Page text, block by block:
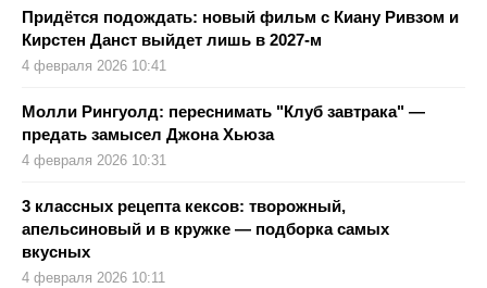
Придётся подождать: новый фильм с Киану Ривзом и
Кирстен Данст выйдет лишь в 2027-м
4 февраля 2026 10:41
Молли Рингуолд: переснимать "Клуб завтрака" —
предать замысел Джона Хьюза
4 февраля 2026 10:31
3 классных рецепта кексов: творожный,
апельсиновый и в кружке — подборка самых
вкусных
4 февраля 2026 10:11